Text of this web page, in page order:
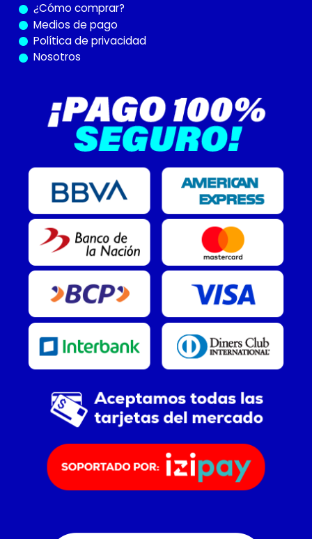
¿Cómo comprar?
Medios de pago
Política de privacidad
Nosotros